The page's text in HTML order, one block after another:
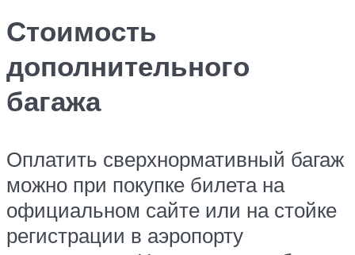
Стоимость
дополнительного
багажа
Оплатить сверхнормативный багаж
можно при покупке билета на
официальном сайте или на стойке
регистрации в аэропорту